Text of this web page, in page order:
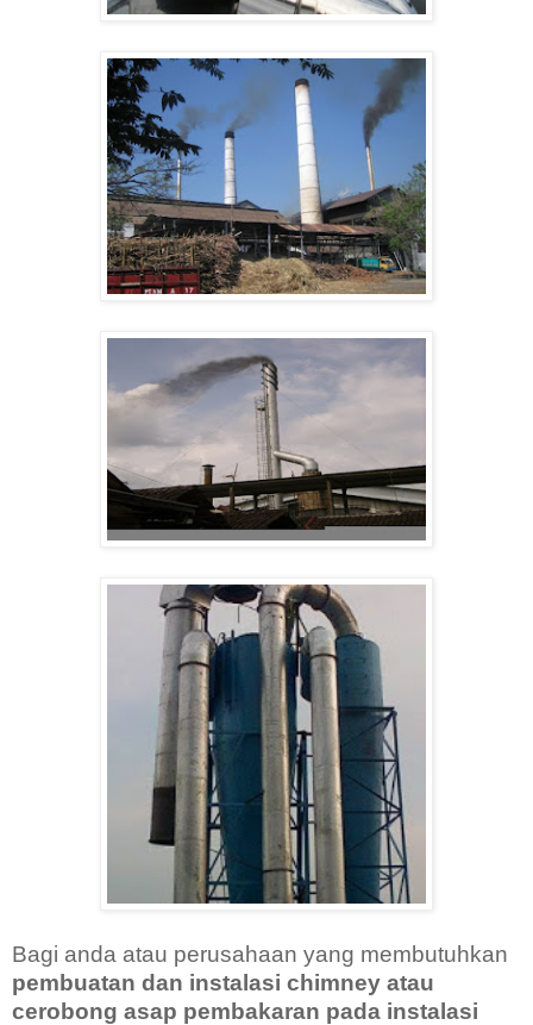
Bagi anda atau perusahaan yang membutuhkan
pembuatan dan instalasi chimney atau
cerobong asap pembakaran pada instalasi